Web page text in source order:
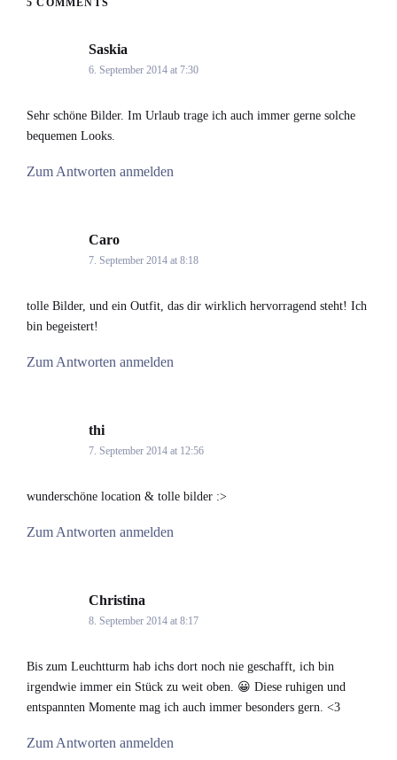
5 COMMENTS
Saskia
6. September 2014 at 7:30
Sehr schöne Bilder. Im Urlaub trage ich auch immer gerne solche
bequemen Looks.
Zum Antworten anmelden
Caro
7. September 2014 at 8:18
tolle Bilder, und ein Outfit, das dir wirklich hervorragend steht! Ich
bin begeistert!
Zum Antworten anmelden
thi
7. September 2014 at 12:56
wunderschöne location & tolle bilder :>
Zum Antworten anmelden
Christina
8. September 2014 at 8:17
Bis zum Leuchtturm hab ichs dort noch nie geschafft, ich bin
irgendwie immer ein Stück zu weit oben. 😀 Diese ruhigen und
entspannten Momente mag ich auch immer besonders gern. <3
Zum Antworten anmelden